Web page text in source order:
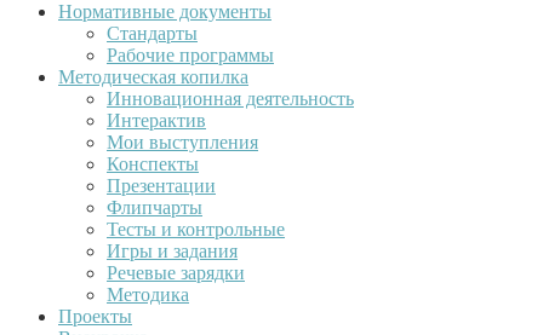
Нормативные документы
Стандарты
Рабочие программы
Методическая копилка
Инновационная деятельность
Интерактив
Мои выступления
Конспекты
Презентации
Флипчарты
Тесты и контрольные
Игры и задания
Речевые зарядки
Методика
Проекты